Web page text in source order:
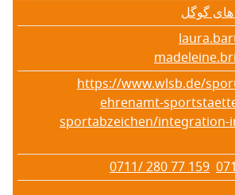
گوگل
https://www.wlsb.de/
ehrenamt-
sportabzeichen/integration-
0711/ 280 77 159